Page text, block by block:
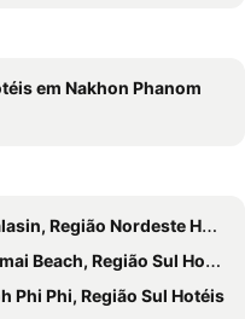
em Nakhon Phanom
Região Nordeste Hotéis
Beach, Região Sul Hotéis
Phi Phi, Região Sul Hotéis